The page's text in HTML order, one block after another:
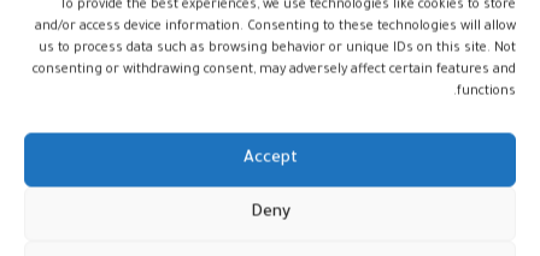
To provide the best experiences, we use technologies like cookies to store
and/or access device information. Consenting to these technologies will allow
us to process data such as browsing behavior or unique IDs on this site. Not
consenting or withdrawing consent, may adversely affect certain features and
functions.
Accept
Deny
وقد جذب هذا الابتكار انتباه العديد من الاتحادات
الرياضية الإيطالية، بما في ذلك اتحاد ألعاب
القوى، الذي اعتمد هذه الملابس في أولمبياد
لندن عام 1948.
إرث ميسوني: الألوان والخطوط